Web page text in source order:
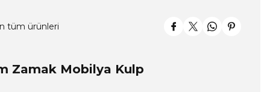
tüm ürünleri
Zamak Mobilya Kulp